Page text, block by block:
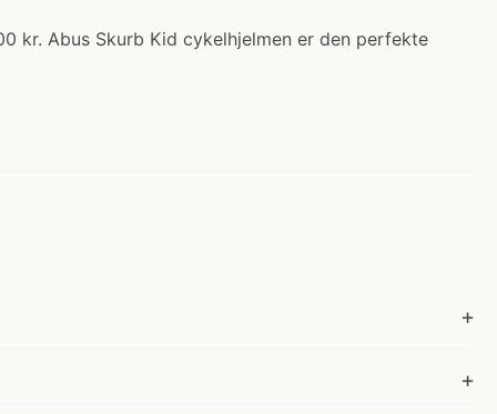
kr. Abus Skurb Kid cykelhjelmen er den perfekte